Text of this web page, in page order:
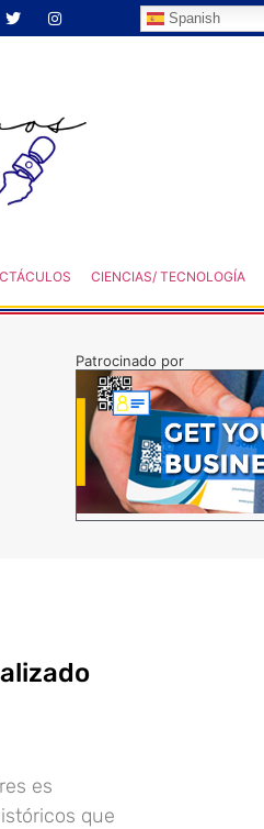
Spanish
CIENCIAS/ TECNOLOGÍA
Patrocinado por
es
que